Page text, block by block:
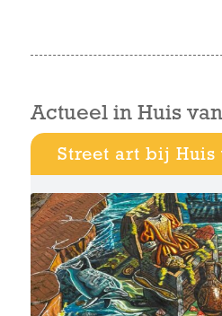
Actueel in Huis
Street art bij Huis